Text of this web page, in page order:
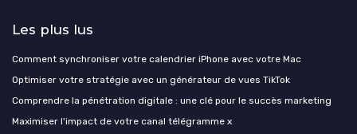
Les plus lus
Comment synchroniser votre calendrier iPhone avec votre Mac
Optimiser votre stratégie avec un générateur de vues TikTok
Comprendre la pénétration digitale : une clé pour le succès marketing
Maximiser l'impact de votre canal télégramme x